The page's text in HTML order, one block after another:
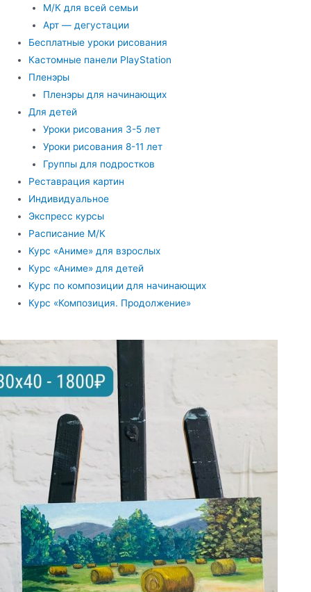
М/К для всей семьи
Арт — дегустации
Бесплатные уроки рисования
Кастомные панели PlayStation
Пленэры
Пленэры для начинающих
Для детей
Уроки рисования 3-5 лет
Уроки рисования 8-11 лет
Группы для подростков
Реставрация картин
Индивидуальное
Экспресс курсы
Расписание М/К
Курс «Аниме» для взрослых
Курс «Аниме» для детей
Курс по композиции для начинающих
Курс «Композиция. Продолжение»